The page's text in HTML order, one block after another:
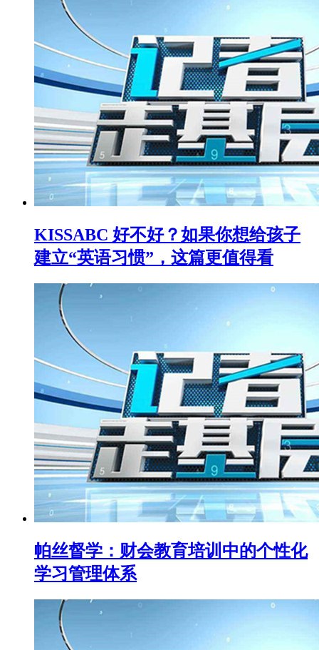
KISSABC 好不好？如果你想给孩子
建立“英语习惯”，这篇更值得看
帕丝督学：财会教育培训中的个性化
学习管理体系